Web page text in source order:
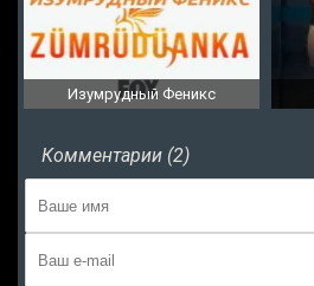
Изумрудный Феникс
Комментарии (2)